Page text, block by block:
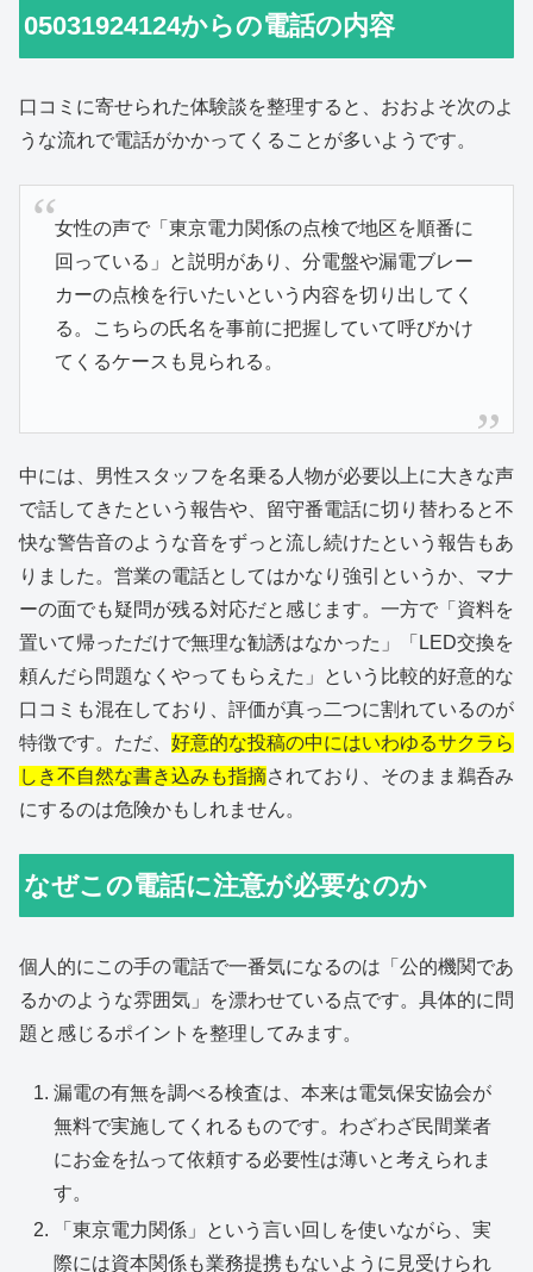
05031924124からの電話の内容
口コミに寄せられた体験談を整理すると、おおよそ次のよ
うな流れで電話がかかってくることが多いようです。
女性の声で「東京電力関係の点検で地区を順番に
回っている」と説明があり、分電盤や漏電ブレー
カーの点検を行いたいという内容を切り出してく
る。こちらの氏名を事前に把握していて呼びかけ
てくるケースも見られる。
中には、男性スタッフを名乗る人物が必要以上に大きな声
で話してきたという報告や、留守番電話に切り替わると不
快な警告音のような音をずっと流し続けたという報告もあ
りました。営業の電話としてはかなり強引というか、マナ
ーの面でも疑問が残る対応だと感じます。一方で「資料を
置いて帰っただけで無理な勧誘はなかった」「LED交換を
頼んだら問題なくやってもらえた」という比較的好意的な
口コミも混在しており、評価が真っ二つに割れているのが
特徴です。ただ、 好意的な投稿の中にはいわゆるサクラら
しき不自然な書き込みも指摘されており、そのまま鵜呑み
にするのは危険かもしれません。
なぜこの電話に注意が必要なのか
個人的にこの手の電話で一番気になるのは「公的機関であ
るかのような雰囲気」を漂わせている点です。具体的に問
題と感じるポイントを整理してみます。
漏電の有無を調べる検査は、本来は電気保安協会が
無料で実施してくれるものです。わざわざ民間業者
にお金を払って依頼する必要性は薄いと考えられま
す。
「東京電力関係」という言い回しを使いながら、実
際には資本関係も業務提携もないように見受けられ